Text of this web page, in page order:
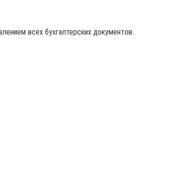
всех бухгалтерских документов.